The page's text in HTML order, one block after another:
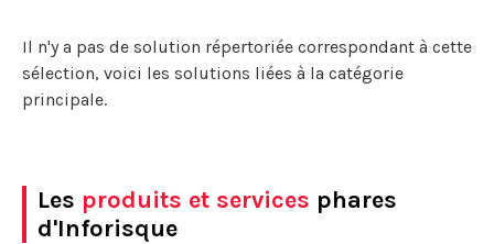
Il n'y a pas de solution répertoriée correspondant à cette
sélection, voici les solutions liées à la catégorie
principale.
Les produits et services phares
d'Inforisque